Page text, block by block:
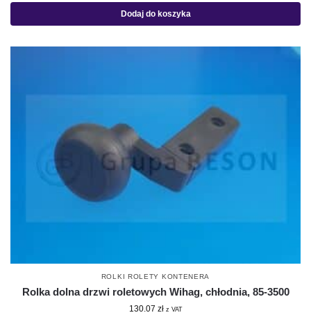
Dodaj do koszyka
ROLKI ROLETY KONTENERA
Rolka dolna drzwi roletowych Wihag, chłodnia, 85-3500
130.07 zł z VAT